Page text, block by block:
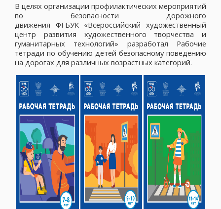
В целях организации профилактических мероприятий
по безопасности дорожного
движения ФГБУК «Всероссийский художественный
центр развития художественного творчества и
гуманитарных технологий» разработал Рабочие
тетради по обучению детей безопасному поведению
на дорогах для различных возрастных категорий.